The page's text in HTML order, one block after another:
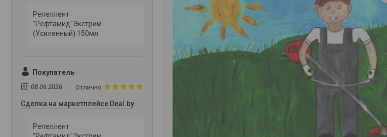
Репеллент
"Рефтамид"Экстрим
(Усиленный) 150мл
Покупатель
08.06.2026 Отлично
Сделка на маркетплейсе Deal.by
Репеллент